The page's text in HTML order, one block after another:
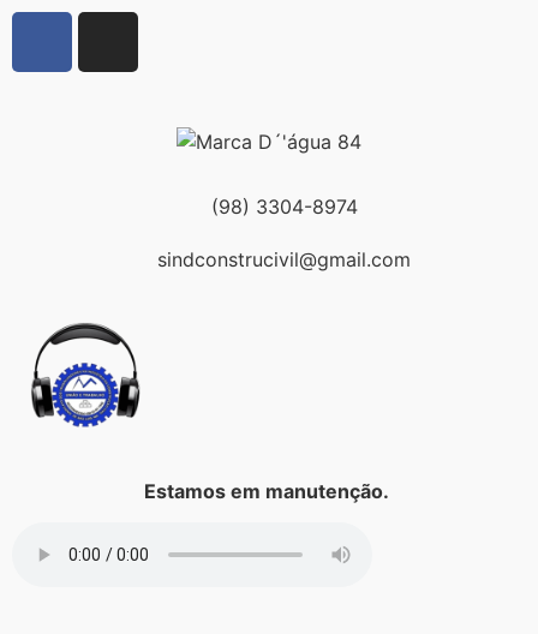
(98) 3304-8974
sindconstrucivil@gmail.com
Estamos em manutenção.